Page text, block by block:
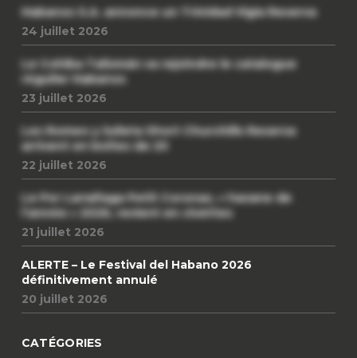
Habanos S.A. annonce un Trinidad Vigia Reserva
24 juillet 2026
Le Cohiba Talismán va rejoindre le catalogue
régulier Habanos
23 juillet 2026
Les Romeo y Julieta Short Churchills Reserva
arrivent en boîtes de 20
22 juillet 2026
Le Por Larrañaga Petit Coronas, « havane de
l’année » 2026, revient en civettes
21 juillet 2026
ALERTE – Le Festival del Habano 2026
définitivement annulé
20 juillet 2026
CATÉGORIES